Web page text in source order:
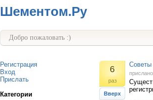
Шементом.Ру
Добро пожаловать :)
Регистрация
Вход
Прислать
Категории
6
раз
Вверх
Советы